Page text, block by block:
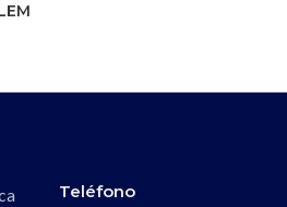
Teléfono